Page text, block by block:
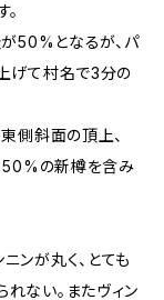
50%となるが、パ
げて村名で3分の
側斜面の頂上、
50%の新樽を含み
ンが丸く、とても
ない。またヴィン